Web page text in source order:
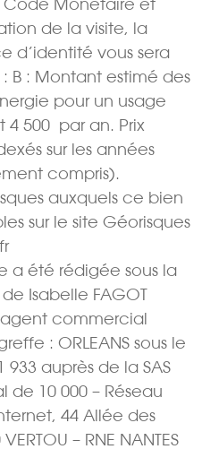
Code Monétaire et
de la visite, la
d’identité vous sera
: B : Montant estimé des
pour un usage
500  par an. Prix
sur les années
compris).
auxquels ce bien
sur le site Géorisques
a été rédigée sous la
Isabelle FAGOT
commercial
: ORLEANS sous le
933 auprès de la SAS
de 10 000 – Réseau
44 Allée des
– RNE NANTES